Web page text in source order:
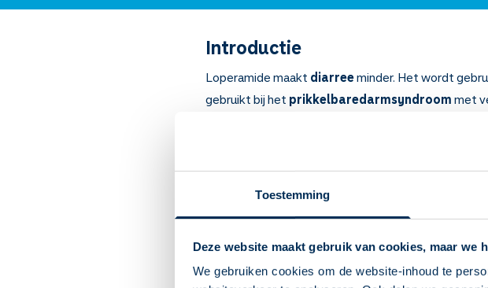
Toestemming
Deze website maakt gebruik van cookies, maar we
We gebruiken cookies om de website-inhoud te
Introductie
Loperamide maakt diarreeminder. Het wordt
gebruikt bij het prikkelbaredarmsyndroommet
Bij langdurige diarree en bij acute diarree, zoals
diarreeklachten.
Dit medicijn is er als capsules, smelttabletten en
Gebruikt u dit medicijn bij acute diarree of
meestal binnen een paar uur nadat u dit medicijn